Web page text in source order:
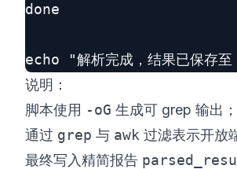
done
说明：
脚本使用 -oG 生成可 grep 输出；
通过 grep 与 awk 过滤表示开放
最终写入精简报告